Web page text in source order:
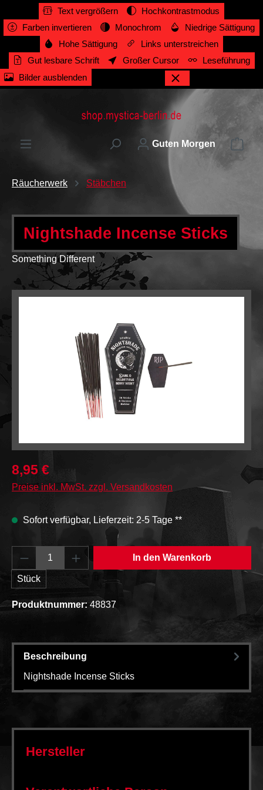
springen Text vergrößern
Hochkontrastmodus
Farben invertieren
Monochrom
Niedrige Sättigung
Hohe Sättigung
Links unterstreichen
Gut lesbare Schrift
Großer Cursor
Leseführung
Bilder ausblenden
Guten Morgen
Räucherwerk Stäbchen
Nightshade Incense Sticks
Something Different
Bildergalerie überspringen
8,95 €
Preise inkl. MwSt. zzgl. Versandkosten
Sofort verfügbar, Lieferzeit: 2-5 Tage **
Produkt Anzahl: Gib den gewünschten
Stück
In den Warenkorb
Produktnummer: 48837
Beschreibung
Nightshade Incense Sticks
Hersteller